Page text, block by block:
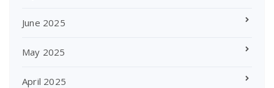
June 2025
May 2025
April 2025